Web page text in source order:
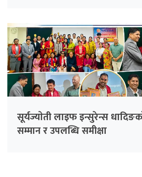
सूर्यज्याेती लाइफ इन्सुरेन्स
सम्मान र उपलब्धि समीक्षा